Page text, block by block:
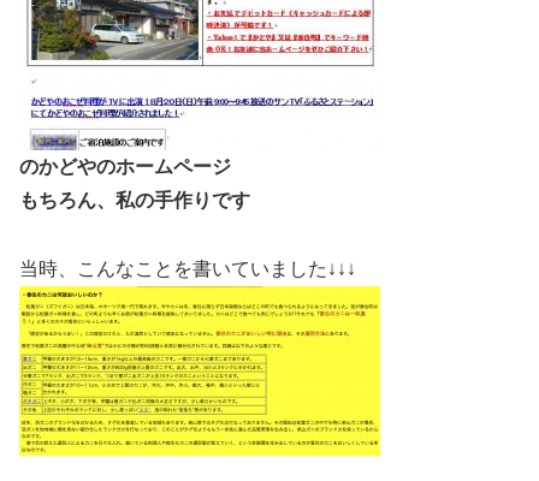
のかどやのホームページ
もちろん、私の手作りです
当時、こんなことを書いていました↓↓↓